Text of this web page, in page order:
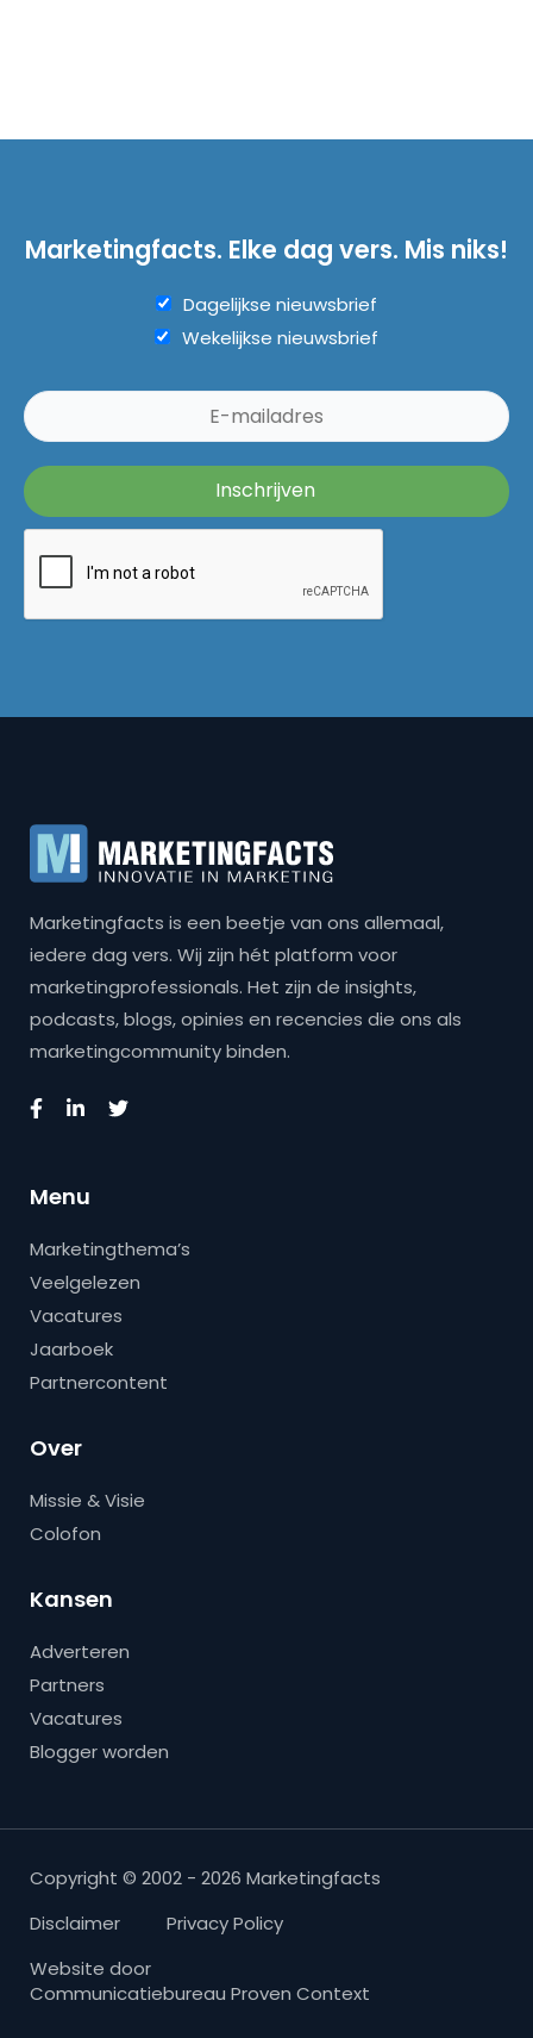
Marketingfacts. Elke dag vers. Mis niks!
Dagelijkse nieuwsbrief
Wekelijkse nieuwsbrief
Marketingfacts is een beetje van ons allemaal,
iedere dag vers. Wij zijn hét platform voor
marketingprofessionals. Het zijn de insights,
podcasts, blogs, opinies en recencies die ons als
marketingcommunity binden.
Menu
Marketingthema’s
Veelgelezen
Vacatures
Jaarboek
Partnercontent
Over
Missie & Visie
Colofon
Kansen
Adverteren
Partners
Vacatures
Blogger worden
Copyright © 2002 - 2026 Marketingfacts
Disclaimer
Privacy Policy
Website door
Communicatiebureau Proven Context